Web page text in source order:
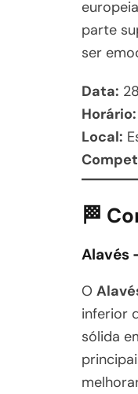
parte
ser
Data:
Horário:
Local:
🏁
Alavés
O
inferior
sólida